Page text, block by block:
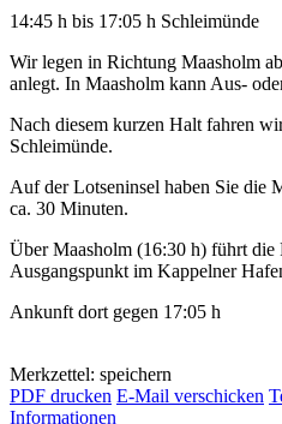
14:45 h bis 17:05 h Schleimünde
Wir legen in Richtung Maasholm
anlegt. In Maasholm kann Aus-
Nach diesem kurzen Halt fahren
Schleimünde.
Auf der Lotseninsel haben Sie die
ca. 30 Minuten.
Über Maasholm (16:30 h) führt die
Ausgangspunkt im Kappelner
Ankunft dort gegen 17:05 h
Merkzettel: speichern
PDF drucken E-Mail verschicken
Informationen